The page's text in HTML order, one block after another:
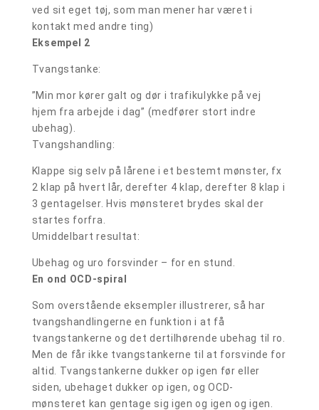
ved sit eget tøj, som man mener har været i
kontakt med andre ting)
Eksempel 2
Tvangstanke:
”Min mor kører galt og dør i trafikulykke på vej
hjem fra arbejde i dag” (medfører stort indre
ubehag).
Tvangshandling:
Klappe sig selv på lårene i et bestemt mønster, fx
2 klap på hvert lår, derefter 4 klap, derefter 8 klap i
3 gentagelser. Hvis mønsteret brydes skal der
startes forfra.
Umiddelbart resultat:
Ubehag og uro forsvinder – for en stund.
En ond OCD-spiral
Som overstående eksempler illustrerer, så har
tvangshandlingerne en funktion i at få
tvangstankerne og det dertilhørende ubehag til ro.
Men de får ikke tvangstankerne til at forsvinde for
altid. Tvangstankerne dukker op igen før eller
siden, ubehaget dukker op igen, og OCD-
mønsteret kan gentage sig igen og igen og igen.